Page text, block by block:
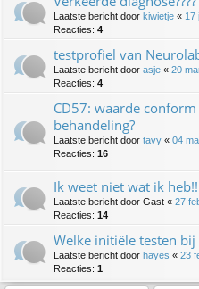
Laatste bericht door kiwietje « 17
Reacties: 4
testprofiel van
Laatste bericht door asje « 20
Reacties: 4
CD57: waarde
behandeling?
Laatste bericht door tavy « 04
Reacties: 16
Ik weet niet wat ik heb!!
Laatste bericht door Gast « 27
Reacties: 14
Welke initiële testen
Laatste bericht door hayes « 23
Reacties: 1